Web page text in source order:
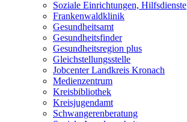
Soziale Einrichtungen, Hilfsdienste
Frankenwaldklinik
Gesundheitsamt
Gesundheitsfinder
Gesundheitsregion plus
Gleichstellungsstelle
Jobcenter Landkreis Kronach
Medienzentrum
Kreisbibliothek
Kreisjugendamt
Schwangerenberatung